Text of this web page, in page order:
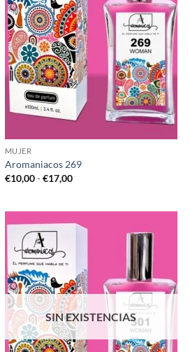
MUJER
Aromaniacos 269
€10,00-€17,00Rango
hasta
SIN EXISTENCIAS